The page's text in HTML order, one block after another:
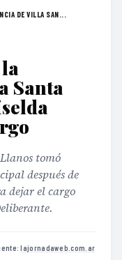
DE VILLA SAN...
Santa
tomó
después de
dejar el cargo
lajornadaweb.com.ar